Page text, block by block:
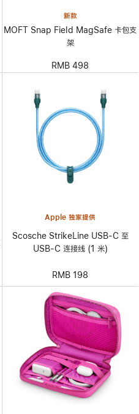
新款
MOFT Snap Field MagSafe 卡包支
架
RMB 498
Apple 独家提供
Scosche StrikeLine USB-C 至
USB-C 连接线 (1 米)
RMB 198